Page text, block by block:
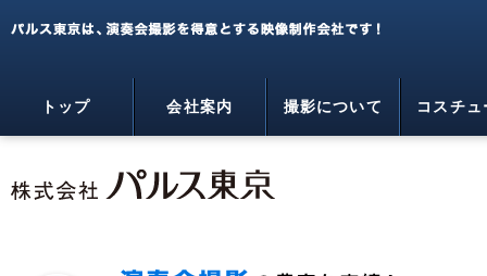
トップ 会社案内 撮影について コスチュ